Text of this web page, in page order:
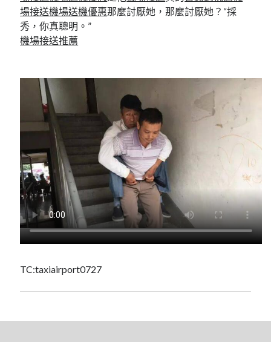
場接送機場送機優惠那麼討厭她，那麼討厭她？“採
秀，你真聰明。”
機場接送推薦
TC:taxiairport0727